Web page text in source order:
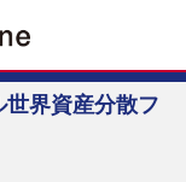
世界資産分散フ